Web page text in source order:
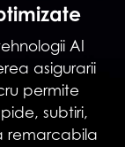
de AI si
in ceea ce
aplicatii
pe
completiti